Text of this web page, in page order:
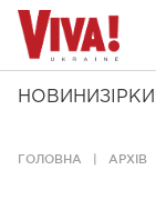
НОВИНИ ЗІРКИ
ГОЛОВНА АРХІВ